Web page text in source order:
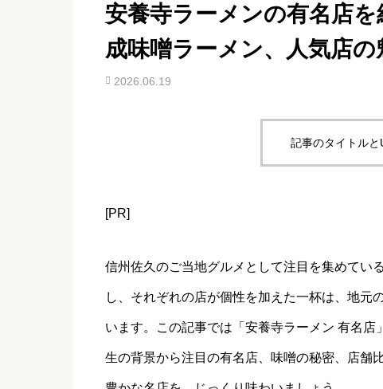
安養寺ラーメンの有名店
成味噌ラーメン、人気店の
2026.06.19
記事のタイトル
[PR]
信州佐久のご当地グルメとして注目を集めてい
し、それぞれの店が個性を加えた一杯は、地元
います。この記事では「安養寺ラーメン 有名
生の背景から注目の有名店、味噌の秘密、店舗